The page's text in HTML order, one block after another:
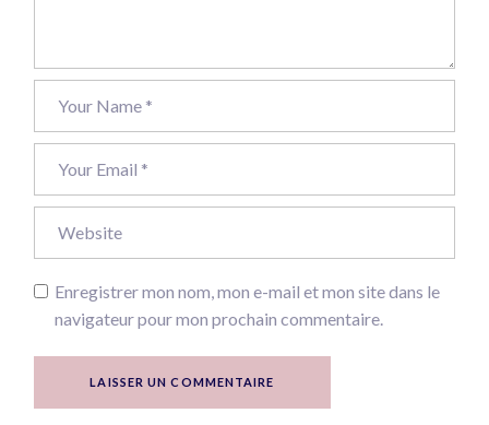
Enregistrer mon nom, mon e-mail et mon site dans le
navigateur pour mon prochain commentaire.
LAISSER UN COMMENTAIRE